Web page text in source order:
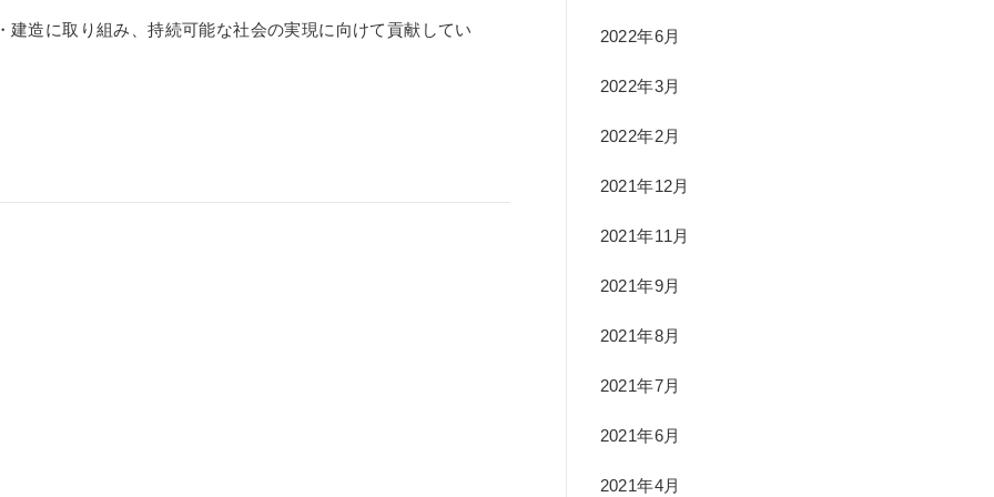
造に取り組み、持続可能な社会の実現に向けて貢献してい 2022年6月
2022年3月
2022年2月
2021年12月
2021年11月
2021年9月
2021年8月
2021年7月
2021年6月
2021年4月